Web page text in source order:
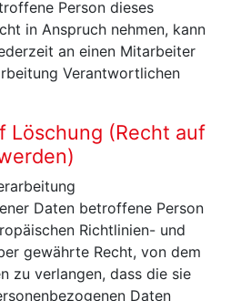
Person dieses
in Anspruch nehmen, kann
an einen Mitarbeiter
Verantwortlichen
Löschung (Recht auf
Daten betroffene Person
Richtlinien- und
gewährte Recht, von dem
zu verlangen, dass die sie
Daten